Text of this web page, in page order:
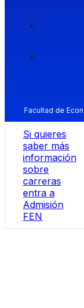
Facultad de
Si quieres
saber más
información
sobre
carreras
entra a
Admisión
FEN